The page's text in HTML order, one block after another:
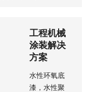
工程机械
涂装解决
方案
水性环氧底
漆，水性聚